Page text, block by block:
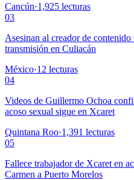
Cancún·1,925 lecturas
03
Asesinan al creador de
transmisión en Culiacán
México·12 lecturas
04
Videos de Guillermo Ochoa
acoso sexual sigue en Xcaret
Quintana Roo·1,391 lecturas
05
Fallece trabajador de Xcaret en
Carmen a Puerto Morelos